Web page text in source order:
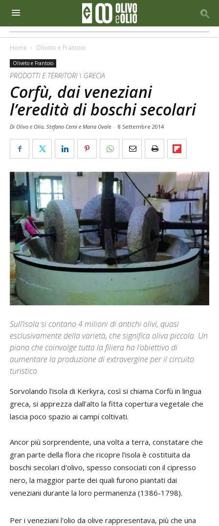
Home Oliveto e Frantoio
Oliveto e Frantoio
PRODOTTI E TERRITORI \ GRECIA
Corfù, dai veneziani
l’eredità di boschi secolari
Di Olivo e Olio, Stefano Cerni e Maria Ovale - 8 Settembre 2014
Sull’isola si contano 4 milioni di antichi olivi, quasi
esclusivamente della varietà, che significa oliva piccola. Un
piano che coinvolge tutta la filiera ha l’obiettivo di
aumentare la produzione di extravergine per il circuito
turistico
Sorvolando l'isola di Kerkyra, così si chiama Corfù in lingua
greca, si apprezza dall'alto la fitta copertura vegetale che
lascia poco spazio ai campi coltivati.
Ancor più sorprendente, una volta a terra, constatare che
gran parte della flora che ricopre l'isola è costituita da
boschi secolari d'olivo, spesso consociati con il cipresso
nero, la maggior parte dei quali furono piantati dai
veneziani durante la loro permanenza (1386-1798).
Per i veneziani l'olio da olive rappresentava, più che una